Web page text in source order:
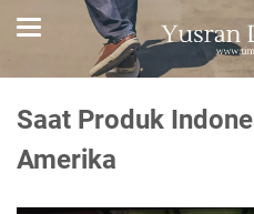
Saat Produk
Amerika